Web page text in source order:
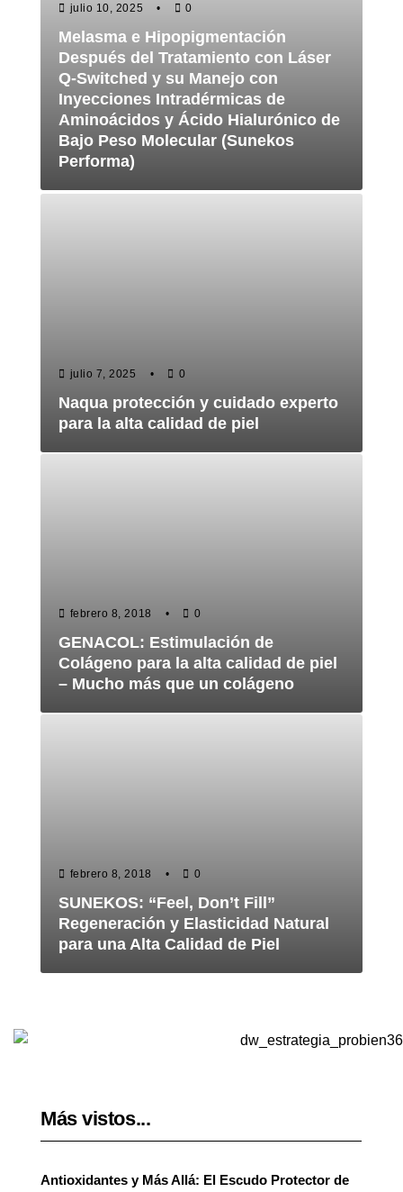
julio 10, 2025 0
Melasma e Hipopigmentación
Después del Tratamiento con Láser
Q-Switched y su Manejo con
Inyecciones Intradérmicas de
Aminoácidos y Ácido Hialurónico de
Bajo Peso Molecular (Sunekos
Performa)
julio 7, 2025 0
Naqua protección y cuidado experto
para la alta calidad de piel
febrero 8, 2018 0
GENACOL: Estimulación de
Colágeno para la alta calidad de piel
– Mucho más que un colágeno
febrero 8, 2018 0
SUNEKOS: “Feel, Don’t Fill”
Regeneración y Elasticidad Natural
para una Alta Calidad de Piel
Más vistos...
Antioxidantes y Más Allá: El Escudo Protector de